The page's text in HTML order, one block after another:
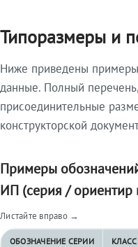
Типоразмеры и
Ниже приведены
данные. Полный
присоединительные
конструкторской
Примеры
ИП (серия / ориентир
Листайте вправо →
ОБОЗНАЧЕНИЕ СЕРИИ